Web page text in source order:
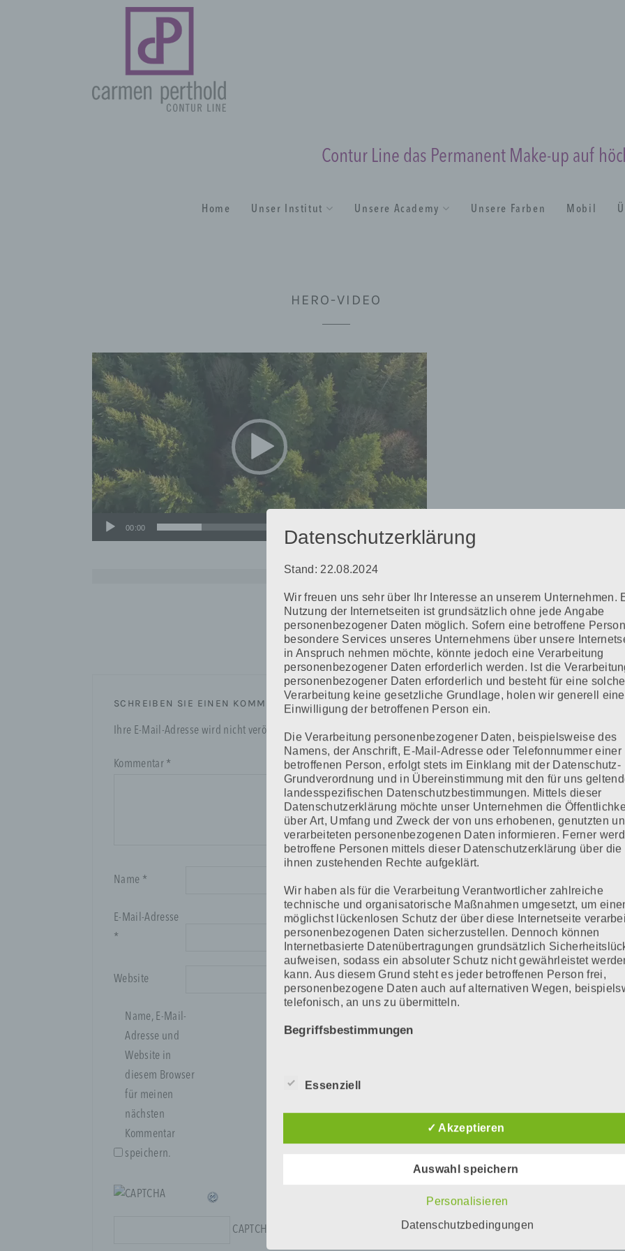
Contur Line das Permanent Make-up auf
Home Unser Institut Unsere Academy Unsere Farben Mobil
HERO-VIDEO
Video-
Player
00:00
HERO-VIDEO
SCHREIBEN SIE EINEN KOMMENTAR
Ihre E-Mail-Adresse wird nicht veröffentlicht. Erforderliche Felder sind mit markiert
Kommentar *
Name *
E-Mail-Adresse
*
Website
Name, E-Mail-
Adresse und
Website in
diesem Browser
für meinen
nächsten
Kommentar
speichern.
CAPTCHA Code
Datenschutzerklärung
Stand: 22.08.2024
Wir freuen uns sehr über Ihr Interesse an unserem Unternehmen.
Nutzung der Internetseiten ist grundsätzlich ohne jede Angabe
personenbezogener Daten möglich. Sofern eine betroffene Person
besondere Services unseres Unternehmens über unsere
in Anspruch nehmen möchte, könnte jedoch eine Verarbeitung
personenbezogener Daten erforderlich werden. Ist die
personenbezogener Daten erforderlich und besteht für eine solche
Verarbeitung keine gesetzliche Grundlage, holen wir generell eine
Einwilligung der betroffenen Person ein.
Die Verarbeitung personenbezogener Daten, beispielsweise des
Namens, der Anschrift, E-Mail-Adresse oder Telefonnummer einer
betroffenen Person, erfolgt stets im Einklang mit der Datenschutz-
Grundverordnung und in Übereinstimmung mit den für uns
landesspezifischen Datenschutzbestimmungen. Mittels dieser
Datenschutzerklärung möchte unser Unternehmen die
über Art, Umfang und Zweck der von uns erhobenen, genutzten
verarbeiteten personenbezogenen Daten informieren. Ferner
betroffene Personen mittels dieser Datenschutzerklärung über die
ihnen zustehenden Rechte aufgeklärt.
Wir haben als für die Verarbeitung Verantwortlicher zahlreiche
technische und organisatorische Maßnahmen umgesetzt, um
möglichst lückenlosen Schutz der über diese Internetseite
personenbezogenen Daten sicherzustellen. Dennoch können
Internetbasierte Datenübertragungen grundsätzlich
aufweisen, sodass ein absoluter Schutz nicht gewährleistet
kann. Aus diesem Grund steht es jeder betroffenen Person frei,
personenbezogene Daten auch auf alternativen Wegen,
telefonisch, an uns zu übermitteln.
Begriffsbestimmungen
den Europäischen Richtlinien- und Verordnungsgeber beim Erlass
Datenschutz-Grundverordnung (DS-GVO) verwendet wurden.
unsere Kunden und Geschäftspartner einfach lesbar und
sein. Um dies zu gewährleisten, möchten wir vorab die
Wir verwenden in dieser Datenschutzerklärung unter anderem die
a) personenbezogene Daten
Essenziell
✓ Akzeptieren
Auswahl speichern
Personalisieren
Datenschutzbedingungen